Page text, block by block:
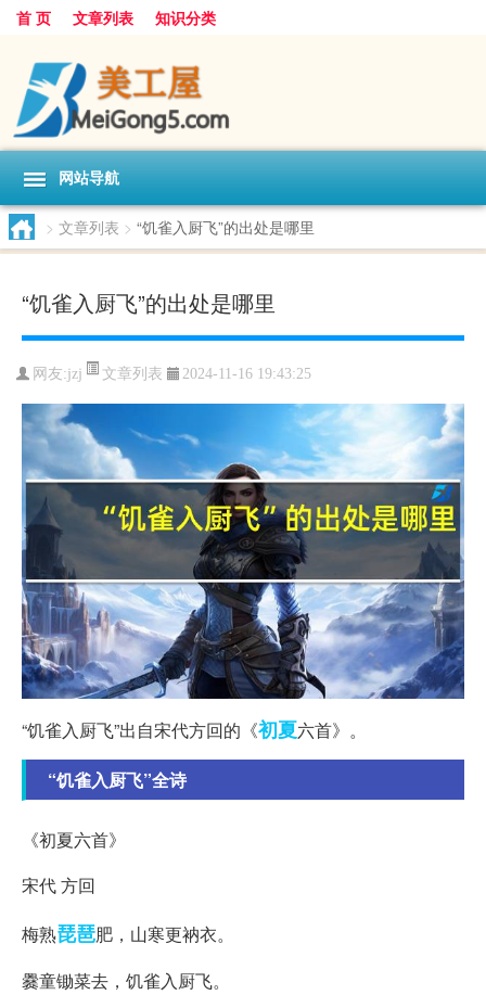
首 页 文章列表 知识分类
网站导航
> 文章列表 > “饥雀入厨飞”的出处是哪里
“饥雀入厨飞”的出处是哪里
网友:jzj 文章列表 2024-11-16 19:43:25
“饥雀入厨飞”出自宋代方回的《初夏六首》。
“饥雀入厨飞”全诗
《初夏六首》
宋代 方回
梅熟琵琶肥，山寒更衲衣。
爨童锄菜去，饥雀入厨飞。